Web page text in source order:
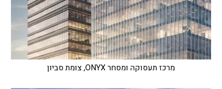
מרכז תעסוקה ומסחר ONYX, צומת סביון